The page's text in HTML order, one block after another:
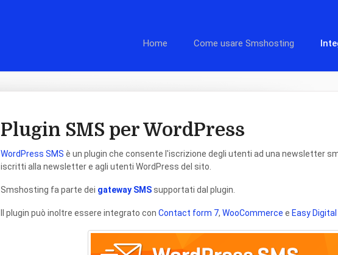
Home Come usare Smshosting
Plugin SMS per WordPress
WordPress SMS è un plugin che consente l'iscrizione degli utenti ad una newsletter
iscritti alla newsletter e agli utenti WordPress del sito.
Smshosting fa parte dei gateway SMSsupportati dal plugin.
Il plugin può inoltre essere integrato con Contact form 7, WooCommerce e Easy